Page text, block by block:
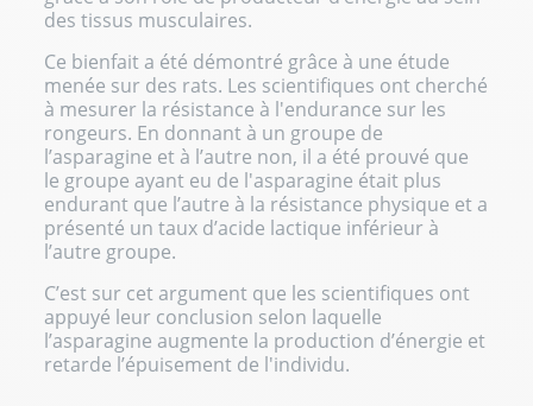
des tissus musculaires.
Ce bienfait a été démontré grâce à une étude
menée sur des rats. Les scientifiques ont cherché
à mesurer la résistance à l'endurance sur les
rongeurs. En donnant à un groupe de
l’asparagine et à l’autre non, il a été prouvé que
le groupe ayant eu de l'asparagine était plus
endurant que l’autre à la résistance physique et a
présenté un taux d’acide lactique inférieur à
l’autre groupe.
C’est sur cet argument que les scientifiques ont
appuyé leur conclusion selon laquelle
l’asparagine augmente la production d’énergie et
retarde l’épuisement de l'individu.